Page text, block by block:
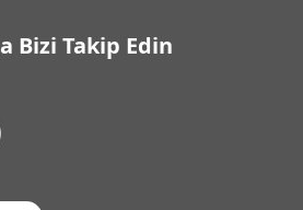
Bizi Takip Edin